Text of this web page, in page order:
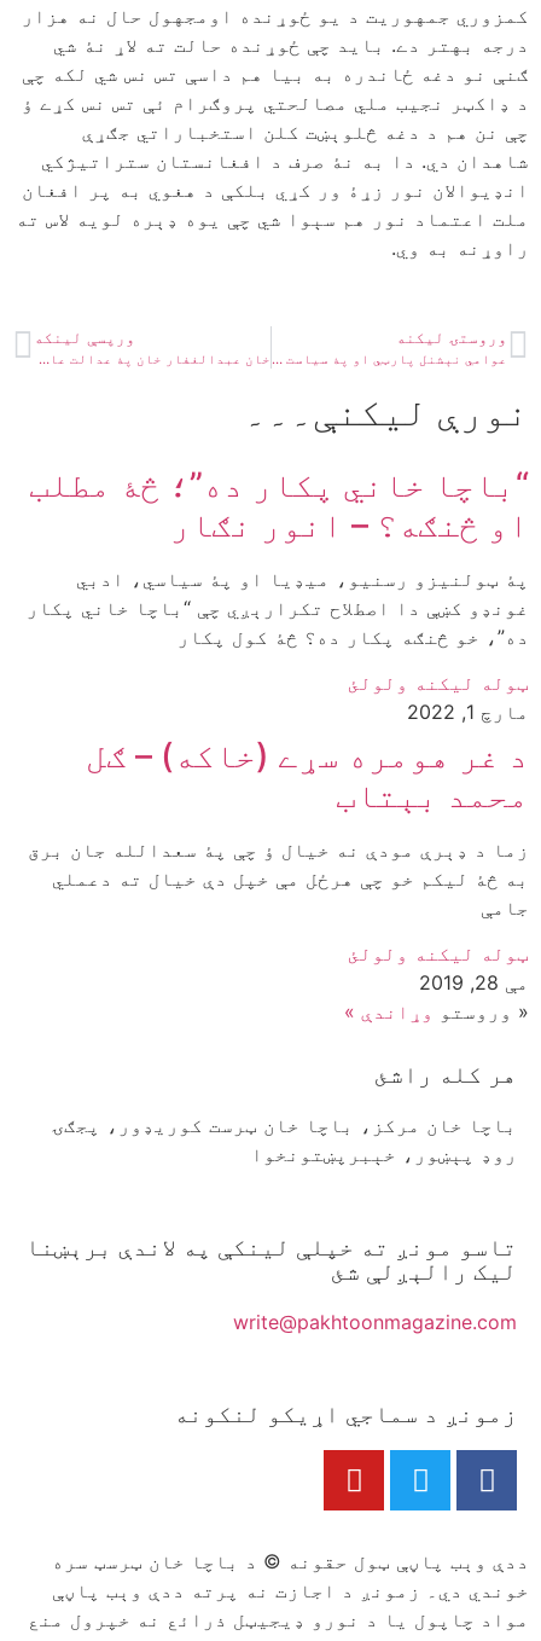
کمزوري جمهوريت د يو ځوړنده اومجهول حال نه هزار
درجه بهتر دے. بايد چې ځوړنده حالت ته لاړ نۀ شي
ګنې نو دغه ځاندره به بيا هم داسې تس نس شي لکه چې
د ډاکټر نجيب ملي مصالحتي پروګرام ئې تس نس کړے ؤ
چې نن هم د دغه څلوېښت کلن استخباراتي جګړې
شاهدان دي. دا به نۀ صرف د افغانستان ستراتيژکي
انډيوالان نور زړۀ ور کړي بلکې د هغوي به پر افغان
ملت اعتماد نور هم سېوا شي چې يوه ډېره لويه لاس ته
راوړنه به وي.
وروستۍ ليکنه
عوامي نېشنل پارټي او پۀ سیاست کښې د کمپرومائز روایت: یوه لنډه جائزه – خان زمان کاکړ
ورپسې لينکه
خان عبدالغفار خان پۀ عدالت عالیه کښې – بېدار اصلزے
نورې ليکنې۔۔۔
“باچا خاني پکار ده”؛ څۀ مطلب
او څنګه؟ – انور نګار
پۀ ټولنیزو رسنيو، ميډيا او پۀ سياسي، ادبي
غونډو کښې دا اصطلاح تکرارېږي چې “باچا خاني پکار
ده”، خو څنګه پکار ده؟ څۀ کول پکار
ټوله ليکنه ولولئ
مارچ 1, 2022
د غر هومره سړے (خاکه) – ګل
محمد بېتاب
زما د ډېرې مودې نه خيال ؤ چې پۀ سعدالله جان برق
به څۀ ليکم خو چې هرځل مې خپل دې خيال ته دعملي
جامې
ټوله ليکنه ولولئ
مې 28, 2019
« وروستو وړاندې »
هر کله راشئ
باچا خان مرکز، باچا خان ټرست کوريډور، پجګۍ
روډ پېښور، خېبرپښتونخوا
تاسو مونږ ته خپلې لينکې په لاندې برېښنا
ليک رالېږلې شئ
write@pakhtoonmagazine.com
زمونږ د سماجي اړيکو لنکونه
ددې وېب پاڼې ټول حقونه © د باچا خان ټرسټ سره
خوندي دي۔ زمونږ د اجازت نه پرته ددې وېب پاڼې
مواد چاپول يا د نورو ډيجيټل ذرائع نه خپرول منع